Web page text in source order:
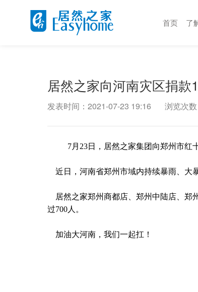
首页 了
居然之家向河南灾区捐款
发表时间：2021-07-23 19:16 浏览次
7月23日，居然之家集团向郑州市红
近日，河南省郑州市域内持续暴雨、大
过700人。
加油大河南，我们一起扛！